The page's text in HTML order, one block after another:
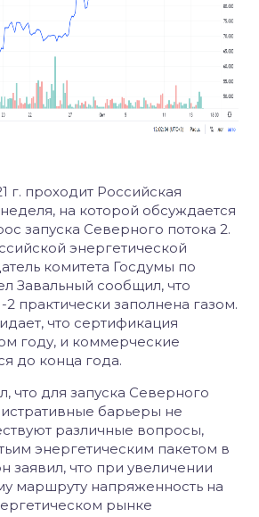
г. проходит Российская
на которой обсуждается
запуска Северного потока 2.
энергетической
комитета Госдумы по
Завальный сообщил, что
практически заполнена газом.
что сертификация
году, и коммерческие
до конца года.
что для запуска Северного
барьеры не
различные вопросы,
энергетическим пакетом в
заявил, что при увеличении
маршруту напряженность на
рынке